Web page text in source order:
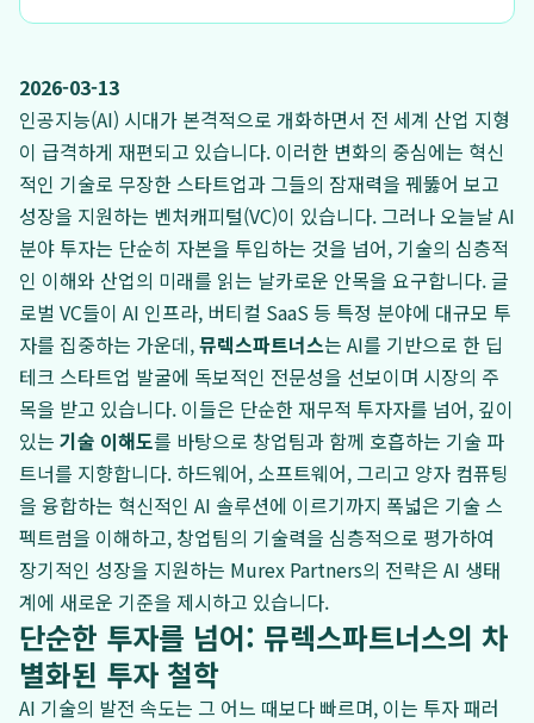
2026-03-13
인공지능(AI) 시대가 본격적으로 개화하면서 전 세계 산업 지형
이 급격하게 재편되고 있습니다. 이러한 변화의 중심에는 혁신
적인 기술로 무장한 스타트업과 그들의 잠재력을 꿰뚫어 보고
성장을 지원하는 벤처캐피털(VC)이 있습니다. 그러나 오늘날 AI
분야 투자는 단순히 자본을 투입하는 것을 넘어, 기술의 심층적
인 이해와 산업의 미래를 읽는 날카로운 안목을 요구합니다. 글
로벌 VC들이 AI 인프라, 버티컬 SaaS 등 특정 분야에 대규모 투
자를 집중하는 가운데,뮤렉스파트너스는 AI를 기반으로 한 딥
테크 스타트업 발굴에 독보적인 전문성을 선보이며 시장의 주
목을 받고 있습니다. 이들은 단순한 재무적 투자자를 넘어, 깊이
있는 기술 이해도를 바탕으로 창업팀과 함께 호흡하는 기술 파
트너를 지향합니다. 하드웨어, 소프트웨어, 그리고 양자 컴퓨팅
을 융합하는 혁신적인 AI 솔루션에 이르기까지 폭넓은 기술 스
펙트럼을 이해하고, 창업팀의 기술력을 심층적으로 평가하여
장기적인 성장을 지원하는 Murex Partners의 전략은 AI 생태
계에 새로운 기준을 제시하고 있습니다.
단순한 투자를 넘어: 뮤렉스파트너스의 차
별화된 투자 철학
AI 기술의 발전 속도는 그 어느 때보다 빠르며, 이는 투자 패러